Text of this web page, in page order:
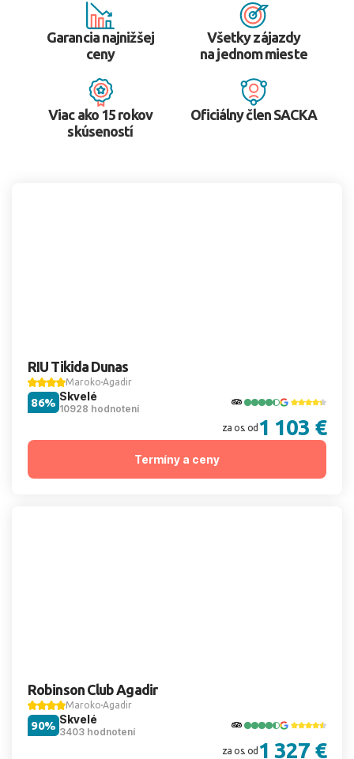
Garancia najnižšej
ceny
Všetky zájazdy
na jednom mieste
Viac ako 15 rokov
skúseností
Oficiálny člen SACKA
RIU Tikida Dunas
Maroko Agadir
Skvelé
10928 hodnotení
86%
za os. od 1 103 €
Termíny a ceny
Robinson Club Agadir
Maroko Agadir
Skvelé
3403 hodnotení
90%
za os. od 1 327 €